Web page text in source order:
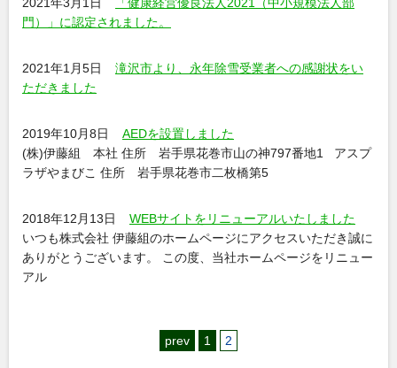
門）」に認定されました。
2021年1月5日
滝沢市より、永年除雪受業者への感謝状をい
ただきました
2019年10月8日
AEDを設置しました
(株)伊藤組 本社 住所 岩手県花巻市山の神797番地1 アスプ
ラザやまびこ 住所 岩手県花巻市二枚橋第5
2018年12月13日
WEBサイトをリニューアルいたしました
いつも株式会社 伊藤組のホームページにアクセスいただき誠に
ありがとうございます。 この度、当社ホームページをリニュー
アル
prev 1 2